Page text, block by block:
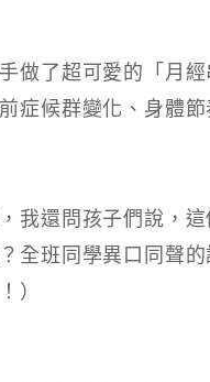
做了超可愛的「月
症候群變化、身體
我還問孩子們說，
全班同學異口同聲
）